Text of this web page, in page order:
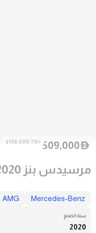
D
509,000
≈$138,600.70
مرسيدس بنز G 63 AMG 2020
Mercedes-Benz
AMG
سنة الصنع
2020